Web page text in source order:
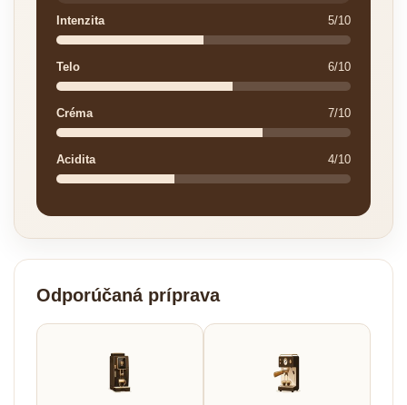
Intenzita 5/10
Telo 6/10
Créma 7/10
Acidita 4/10
Odporúčaná príprava